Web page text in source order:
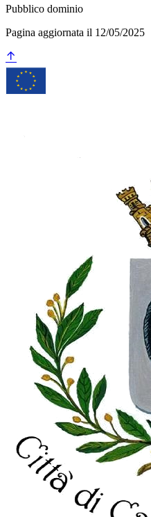
Pubblico dominio
Pagina aggiornata il 12/05/2025